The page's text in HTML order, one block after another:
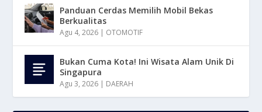
Panduan Cerdas Memilih Mobil Bekas
Berkualitas
Agu 4, 2026 | OTOMOTIF
Bukan Cuma Kota! Ini Wisata Alam Unik Di
Singapura
Agu 3, 2026 | DAERAH